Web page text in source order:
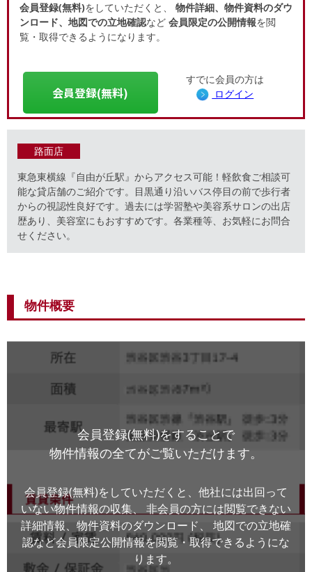
会員登録(無料)をしていただくと、 物件詳細、物件資料のダウ
ンロード、地図での立地確認など 会員限定の公開情報を閲
覧・取得できるようになります。
会員登録(無料)
すでに会員の方は
ログイン
路面店
東急東横線『自由が丘駅』からアクセス可能！軽飲食ご相談可
能な貸店舗のご紹介です。目黒通り沿いバス停目の前で歩行者
からの視認性良好です。過去には学習塾や美容系サロンの出店
歴あり、美容室にもおすすめです。各業種等、お気軽にお問合
せください。
物件概要
会員登録(無料)をすることで
物件情報の全てがご覧いただけます。
会員登録(無料)をしていただくと、他社には出回って
いない物件情報の収集、
非会員の方には閲覧できない
詳細情報、物件資料のダウンロード、
地図での立地確
認など会員限定公開情報を閲覧・取得できるようにな
ります。